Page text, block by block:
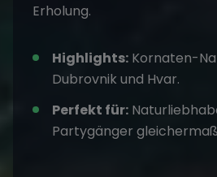
Erholung.
Highlights: Kornaten-
Dubrovnik und Hvar.
Perfekt für:
Partygänger